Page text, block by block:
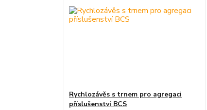
Rychlozávěs s trnem pro agregaci
příslušenství BCS